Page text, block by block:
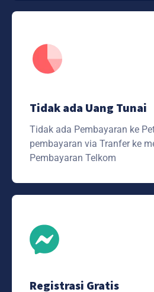
Tidak ada Uang Tunai
Tidak ada Pembayaran ke
pembayaran via Tranfer ke
Pembayaran Telkom
Registrasi Gratis